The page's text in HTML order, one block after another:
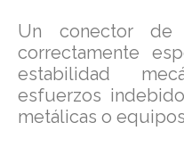
Un conector de
correctamente
estabilidad
esfuerzos
metálicas o